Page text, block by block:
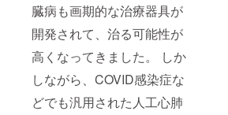
臓病も画期的な治療器具が
開発されて、治る可能性が
高くなってきました。 しか
しながら、COVID感染症な
どでも汎用された人工心肺